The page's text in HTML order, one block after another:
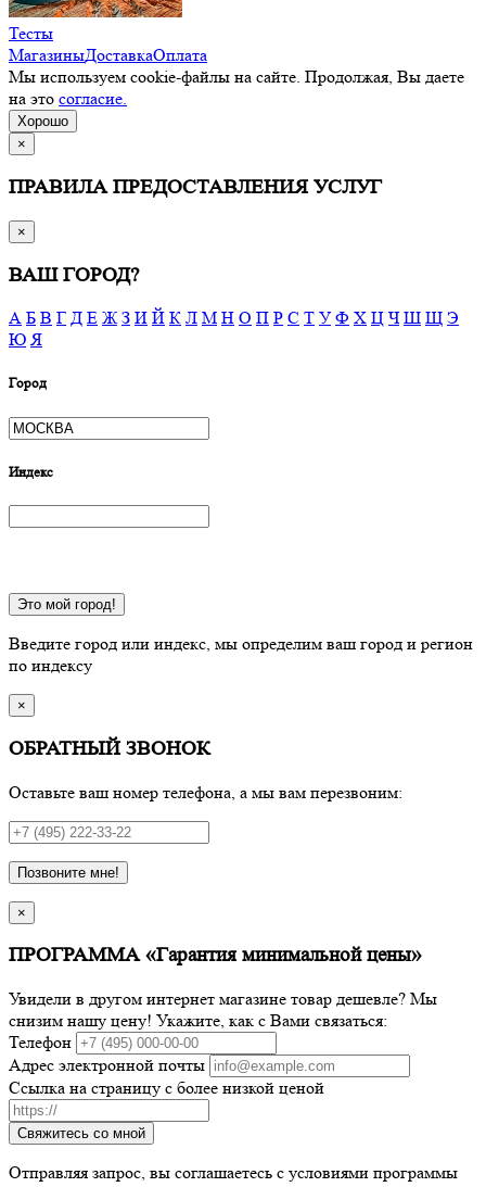
Тесты
МагазиныДоставкаОплата
Мы используем cookie-файлы на сайте. Продолжая, Вы даете
на это согласие.
Хорошо
×
ПРАВИЛА ПРЕДОСТАВЛЕНИЯ УСЛУГ
×
ВАШ ГОРОД?
А Б В Г Д Е Ж З И Й К Л М Н О П Р С Т У Ф Х Ц Ч Ш Щ Э
Ю Я
Город
Индекс
Это мой город!
Введите город или индекс, мы определим ваш город и регион
по индексу
×
ОБРАТНЫЙ ЗВОНОК
Оставьте ваш номер телефона, а мы вам перезвоним:
Позвоните мне!
×
ПРОГРАММА «Гарантия минимальной цены»
Увидели в другом интернет магазине товар дешевле? Мы
снизим нашу цену! Укажите, как с Вами связаться:
Телефон
Адрес электронной почты
Ссылка на страницу с более низкой ценой
Свяжитесь со мной
Отправляя запрос, вы соглашаетесь с условиями программы